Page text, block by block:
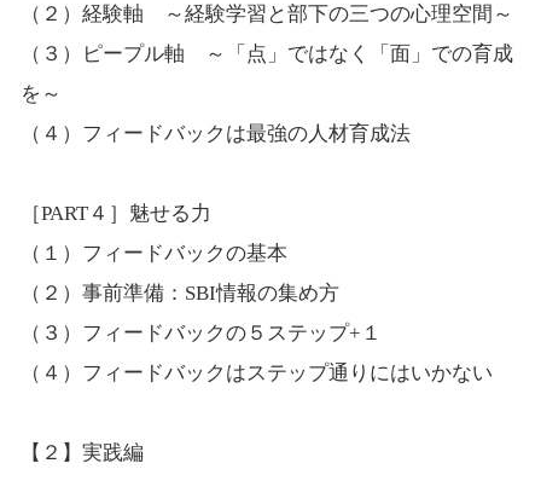
（２）経験軸 ～経験学習と部下の三つの心理空間～
（３）ピープル軸 ～「点」ではなく「面」での育成
を～
（４）フィードバックは最強の人材育成法
［PART４］魅せる力
（１）フィードバックの基本
（２）事前準備：SBI情報の集め方
（３）フィードバックの５ステップ+１
（４）フィードバックはステップ通りにはいかない
【２】実践編